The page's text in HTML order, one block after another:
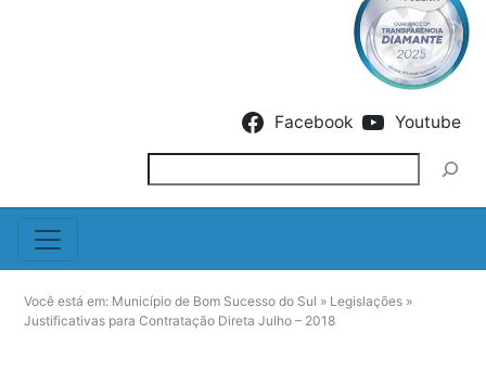
Facebook Youtube
Você está em: Município de Bom Sucesso do Sul » Legislações »
Justificativas para Contratação Direta Julho – 2018